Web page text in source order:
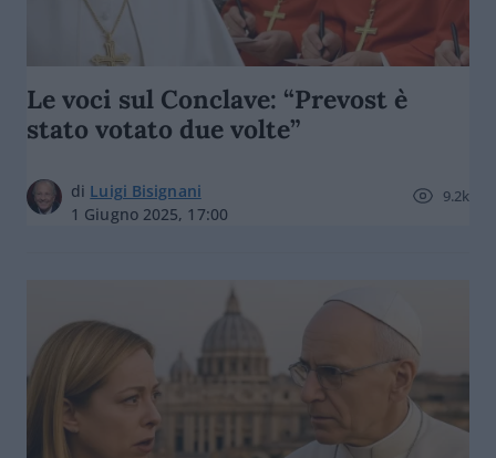
Le voci sul Conclave: “Prevost è
stato votato due volte”
di Luigi Bisignani
1 Giugno 2025, 17:00
9.2k